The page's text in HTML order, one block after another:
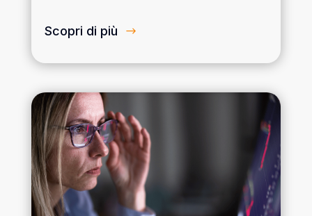
Scopri di più